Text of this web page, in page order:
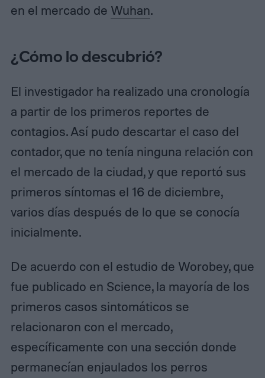
en el mercado de Wuhan.
¿Cómo lo descubrió?
El investigador ha realizado una cronología
a partir de los primeros reportes de
contagios. Así pudo descartar el caso del
contador, que no tenía ninguna relación con
el mercado de la ciudad, y que reportó sus
primeros síntomas el 16 de diciembre,
varios días después de lo que se conocía
inicialmente.
De acuerdo con el estudio de Worobey, que
fue publicado en Science, la mayoría de los
primeros casos sintomáticos se
relacionaron con el mercado,
específicamente con una sección donde
permanecían enjaulados los perros